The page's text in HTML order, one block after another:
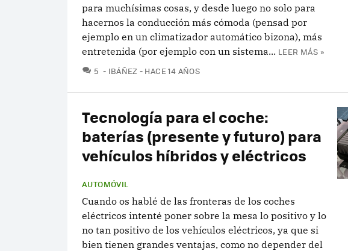
para muchísimas cosas, y desde luego no solo para
hacernos la conducción más cómoda (pensad por
ejemplo en un climatizador automático bizona), más
entretenida (por ejemplo con un sistema... LEER MÁS »
5 COMENTARIOS
IBÁÑEZ HACE 14 AÑOS
Tecnología para el coche:
baterías (presente y futuro) para
vehículos híbridos y eléctricos
AUTOMÓVIL
Cuando os hablé de las fronteras de los coches
eléctricos intenté poner sobre la mesa lo positivo y lo
no tan positivo de los vehículos eléctricos, ya que si
bien tienen grandes ventajas, como no depender del